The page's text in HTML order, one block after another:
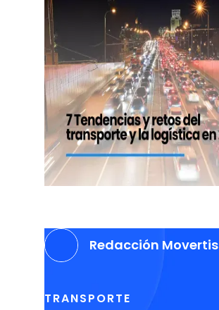
Redacción Movertis
TRANSPORTE